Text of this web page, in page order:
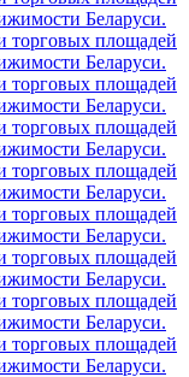
Беларуси.
торговых площадей
Беларуси.
торговых площадей
Беларуси.
торговых площадей
Беларуси.
торговых площадей
Беларуси.
торговых площадей
Беларуси.
торговых площадей
Беларуси.
торговых площадей
Беларуси.
торговых площадей
Беларуси.